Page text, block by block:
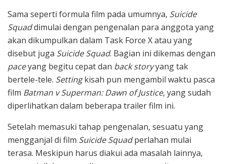
Sama seperti formula film pada umumnya, Suicide
Squaddimulai dengan pengenalan para anggota yang
akan dikumpulkan dalam Task Force X atau yang
disebut juga Suicide Squad. Bagian ini dikemas dengan
paceyang begitu cepat dan back storyyang tak
bertele-tele. Settingkisah pun mengambil waktu pasca
film Batman v Superman: Dawn of Justice, yang sudah
diperlihatkan dalam beberapa trailer film ini.
Setelah memasuki tahap pengenalan, sesuatu yang
mengganjal di film Suicide Squadperlahan mulai
terasa. Meskipun harus diakui ada masalah lainnya,